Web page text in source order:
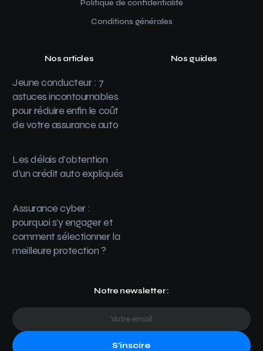
Politique de confidentialité
Conditions générales
Nos articles
Jeune conducteur : 7
astuces incontournables
pour réduire enfin le coût
de votre assurance auto
Les délais d’obtention
d’un crédit auto expliqués
Assurance cyber :
pourquoi s’y engager et
comment sélectionner la
meilleure protection ?
Nos guides
Notre newsletter :
S'inscire